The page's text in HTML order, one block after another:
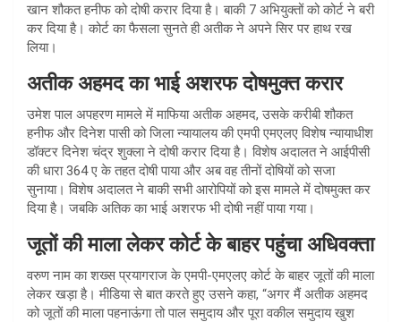
खान शौकत हनीफ को दोषी करार दिया है। बाकी 7 अभियुक्तों को कोर्ट ने बरी
कर दिया है। कोर्ट का फैसला सुनते ही अतीक ने अपने सिर पर हाथ रख
लिया।
अतीक अहमद का भाई अशरफ दोषमुक्त करार
उमेश पाल अपहरण मामले में माफिया अतीक अहमद, उसके करीबी शौकत
हनीफ और दिनेश पासी को जिला न्यायालय की एमपी एमएलए विशेष न्यायाधीश
डॉक्टर दिनेश चंद्र शुक्ला ने दोषी करार दिया है। विशेष अदालत ने आईपीसी
की धारा 364 ए के तहत दोषी पाया और अब वह तीनों दोषियों को सजा
सुनाया। विशेष अदालत ने बाकी सभी आरोपियों को इस मामले में दोषमुक्त कर
दिया है। जबकि अतिक का भाई अशरफ भी दोषी नहीं पाया गया।
जूतों की माला लेकर कोर्ट के बाहर पहुंचा अधिवक्ता
वरुण नाम का शख्स प्रयागराज के एमपी-एमएलए कोर्ट के बाहर जूतों की माला
लेकर खड़ा है। मीडिया से बात करते हुए उसने कहा, “अगर मैं अतीक अहमद
को जूतों की माला पहनाऊंगा तो पाल समुदाय और पूरा वकील समुदाय खुश